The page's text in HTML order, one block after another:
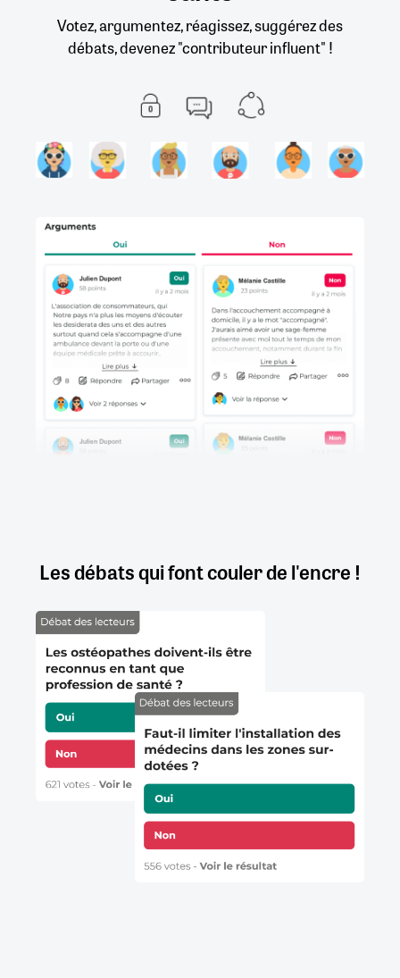
Votez, argumentez, réagissez, suggérez des
débats, devenez "contributeur influent" !
Les débats qui font couler de l'encre !